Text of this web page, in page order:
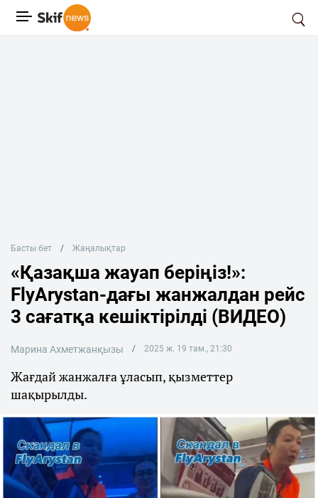
Басты бет Жаңалықтар
«Қазақша жауап беріңіз!»:
FlyArystan-дағы жанжалдан рейс
3 cағатқа кешіктірілді (ВИДЕО)
Марина Ахметжанқызы 2025 ж. 19 там., 21:30
Жағдай жанжалға ұласып, қызметтер
шақырылды.